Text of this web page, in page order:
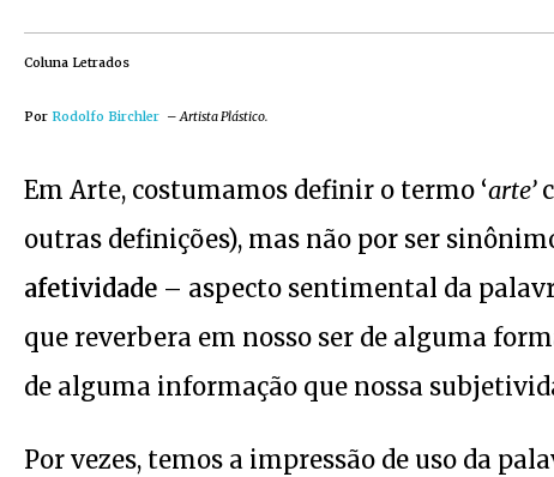
Coluna Letrados
Por Rodolfo Birchler –Artista Plástico.
Em Arte, costumamos definir o termo ‘arte’
outras definições), mas não por ser
afetividade – aspecto sentimental da
que reverbera em nosso ser de alguma
de alguma informação que nossa
Por vezes, temos a impressão de uso da